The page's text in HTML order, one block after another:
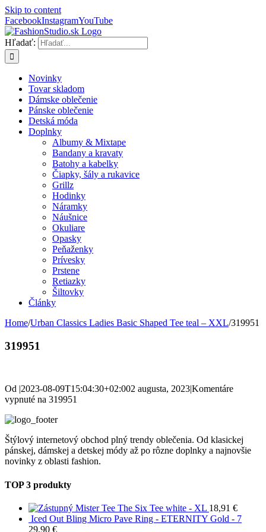
Skip to content
FacebookInstagramYouTube
Hľadať:
Novinky
Tovar skladom
Dámske oblečenie
Pánske oblečenie
Detská móda
Doplnky
Albumy & Mixtape
Bandany a kravaty
Batohy a kabelky
Čiapky, šály a rukavice
Grillz
Hodinky
Náramky
Náušnice
Okuliare
Opasky
Peňaženky
Prívesky
Prstene
Retiazky
Šiltovky
Články
Home/Urban Classics Ladies Basic Shaped Tee teal – XXL/319951
319951
Od |2023-08-09T15:04:30+02:002 augusta, 2023|Komentáre
vypnuté na 319951
Štýlový internetový obchod plný trendy oblečenia. Od klasickej
pánskej, dámskej a detskej módy až po rôzne doplnky a najnovšie
novinky z oblasti fashion.
TOP 3 produkty
Mister Tee The Six Tee white - XL 18,91 €
Iced Out Bling Micro Pave Ring - ETERNITY Gold - 7
29,90 €